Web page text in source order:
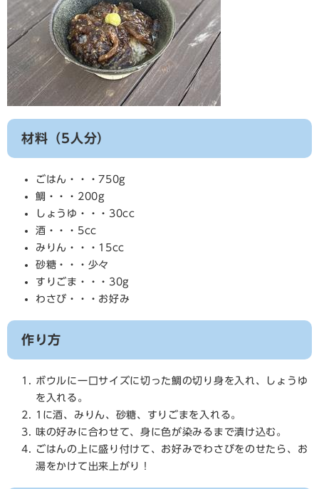
材料（5人分）
ごはん・・・750g
鯛・・・200g
しょうゆ・・・30cc
酒・・・5cc
みりん・・・15cc
砂糖・・・少々
すりごま・・・30g
わさび・・・お好み
作り方
ボウルに一口サイズに切った鯛の切り身を入れ、しょうゆ
を入れる。
1に酒、みりん、砂糖、すりごまを入れる。
味の好みに合わせて、身に色が染みるまで漬け込む。
ごはんの上に盛り付けて、お好みでわさびをのせたら、お
湯をかけて出来上がり！